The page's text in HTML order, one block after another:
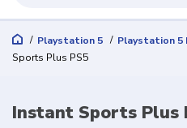
Playstation 5 Playstation 5
Sports Plus PS5
Instant Sports Plus